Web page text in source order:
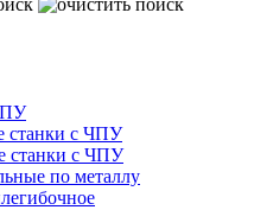
станки с ЧПУ
станки с ЧПУ
по металлу